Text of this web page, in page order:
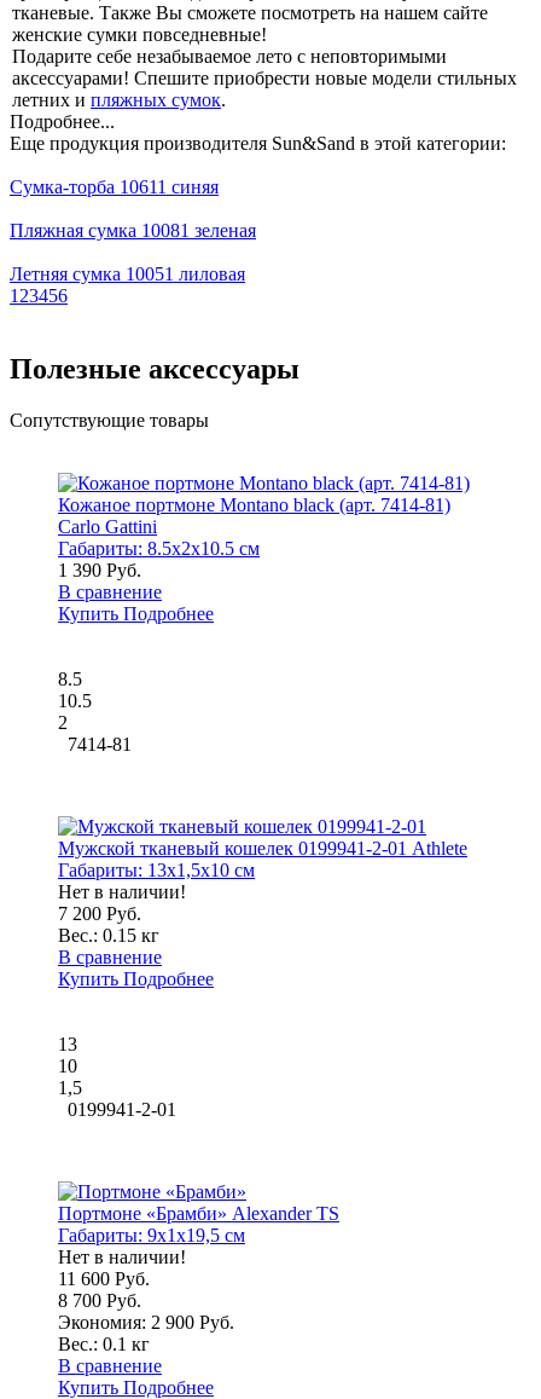
тканевые. Также Вы сможете посмотреть на нашем сайте
женские сумки повседневные!
Подарите себе незабываемое лето с неповторимыми
аксессуарами! Спешите приобрести новые модели стильных
летних и пляжных сумок.
Подробнее...
Еще продукция производителя Sun&Sand в этой категории:
Сумка-торба 10611 синяя
Пляжная сумка 10081 зеленая
Летняя сумка 10051 лиловая
1 23456
Полезные аксессуары
Сопутствующие товары
Кожаное портмоне Montano black (арт. 7414-81)
Carlo Gattini
Габариты: 8.5x2x10.5 см
1 390 Руб.
В сравнение
Купить Подробнее
8.5
10.5
2
7414-81
Мужской тканевый кошелек 0199941-2-01 Athlete
Габариты: 13x1,5x10 см
Нет в наличии!
7 200 Руб.
Вес.: 0.15 кг
В сравнение
Купить Подробнее
13
10
1,5
0199941-2-01
Портмоне «Брамби» Alexander TS
Габариты: 9x1x19,5 см
Нет в наличии!
11 600 Руб.
8 700 Руб.
Экономия: 2 900 Руб.
Вес.: 0.1 кг
В сравнение
Купить Подробнее